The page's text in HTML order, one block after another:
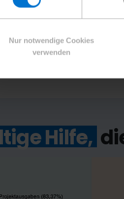
Nur notwendige Cookies
verwenden
Hilfe,